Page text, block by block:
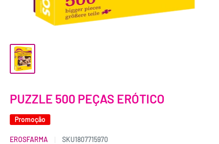
PUZZLE 500 PEÇAS ERÓTICO
Promoção
EROSFARMA SKU1807715970